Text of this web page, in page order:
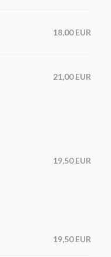
18,00 EUR
21,00 EUR
19,50 EUR
19,50 EUR